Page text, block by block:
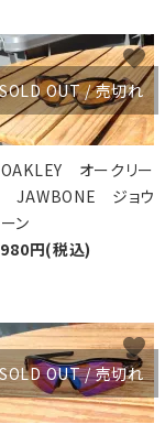
ア
ント泊山行に向けたギ
！
登りに向けたウェア・ギ
！
レイルラン向けウェア・
！
ャンプに向けたギア！
SOLD OUT / 売切れ
オークリー
JAWBONE ジョウ
ン
円(税込)
favorite
SOLD OUT / 売切れ
favorite